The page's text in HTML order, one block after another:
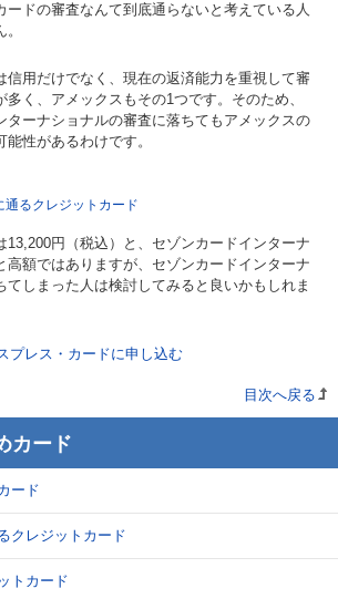
ードの審査なんて到底通らないと考えている人
信用だけでなく、現在の返済能力を重視して審
く、アメックスもその1つです。そのため、
ターナショナルの審査に落ちてもアメックスの
性があるわけです。
通るクレジットカード
13,200円（税込）と、セゾンカードインターナ
高額ではありますが、セゾンカードインターナ
てしまった人は検討してみると良いかもしれま
プレス・カードに申し込む
目次へ戻る
カード
ード
クレジットカード
トカード